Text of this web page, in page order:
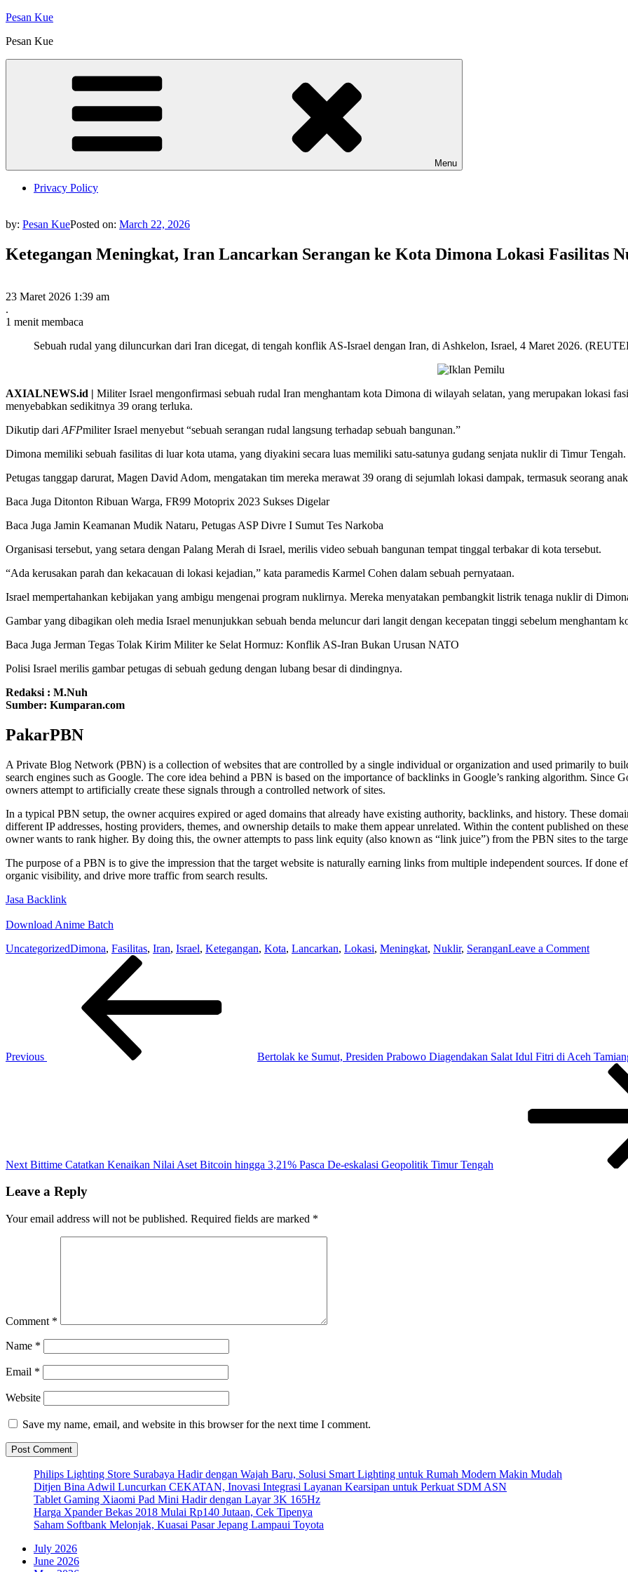
Skip
content
Pesan Kue
Pesan Kue
Menu
Privacy Policy
by: Pesan KuePosted on: March 22, 2026
Ketegangan Meningkat, Iran Lancarkan Serangan ke Kota Dimona Lokasi Fasilitas
23 Maret 2026 1:39 am
.
1 menit membaca
Sebuah rudal yang diluncurkan dari Iran dicegat, di tengah konflik AS-Israel dengan Iran, di Ashkelon, Israel, 4 Maret 2026.
AXIALNEWS.id | Militer Israel mengonfirmasi sebuah rudal Iran menghantam kota Dimona di wilayah selatan, yang merupakan lokasi
menyebabkan sedikitnya 39 orang terluka.
Dikutip dari AFPmiliter Israel menyebut “sebuah serangan rudal langsung terhadap sebuah bangunan.”
Dimona memiliki sebuah fasilitas di luar kota utama, yang diyakini secara luas memiliki satu-satunya gudang senjata nuklir di Timur Tengah.
Petugas tanggap darurat, Magen David Adom, mengatakan tim mereka merawat 39 orang di sejumlah lokasi dampak, termasuk seorang
Baca Juga Ditonton Ribuan Warga, FR99 Motoprix 2023 Sukses Digelar
Baca Juga Jamin Keamanan Mudik Nataru, Petugas ASP Divre I Sumut Tes Narkoba
Organisasi tersebut, yang setara dengan Palang Merah di Israel, merilis video sebuah bangunan tempat tinggal terbakar di kota tersebut.
“Ada kerusakan parah dan kekacauan di lokasi kejadian,” kata paramedis Karmel Cohen dalam sebuah pernyataan.
Israel mempertahankan kebijakan yang ambigu mengenai program nuklirnya. Mereka menyatakan pembangkit listrik tenaga nuklir di
Gambar yang dibagikan oleh media Israel menunjukkan sebuah benda meluncur dari langit dengan kecepatan tinggi sebelum menghantam
Baca Juga Jerman Tegas Tolak Kirim Militer ke Selat Hormuz: Konflik AS-Iran Bukan Urusan NATO
Polisi Israel merilis gambar petugas di sebuah gedung dengan lubang besar di dindingnya.
Redaksi : M.Nuh
Sumber: Kumparan.com
PakarPBN
A Private Blog Network (PBN) is a collection of websites that are controlled by a single individual or organization and used primarily to
search engines such as Google. The core idea behind a PBN is based on the importance of backlinks in Google’s ranking algorithm. Since
owners attempt to artificially create these signals through a controlled network of sites.
In a typical PBN setup, the owner acquires expired or aged domains that already have existing authority, backlinks, and history. These
different IP addresses, hosting providers, themes, and ownership details to make them appear unrelated. Within the content published on
owner wants to rank higher. By doing this, the owner attempts to pass link equity (also known as “link juice”) from the PBN sites to the
The purpose of a PBN is to give the impression that the target website is naturally earning links from multiple independent sources. If done
organic visibility, and drive more traffic from search results.
Jasa Backlink
Download Anime Batch
UncategorizedDimona, Fasilitas, Iran, Israel, Ketegangan, Kota, Lancarkan, Lokasi, Meningkat, Nuklir, SeranganLeave a Commenton
Lokasi
Fasilitas
Nuklir
Previous
‎Bertolak ke Sumut, Presiden Prabowo Diagendakan Salat Idul Fitri di Aceh
Next Bittime Catatkan Kenaikan Nilai Aset Bitcoin hingga 3,21% Pasca De-eskalasi Geopolitik Timur Tengah
Leave a Reply
Your email address will not be published. Required fields are marked *
Comment *
Name *
Email *
Website
Save my name, email, and website in this browser for the next time I comment.
Philips Lighting Store Surabaya Hadir dengan Wajah Baru, Solusi Smart Lighting untuk Rumah Modern Makin Mudah
Ditjen Bina Adwil Luncurkan CEKATAN, Inovasi Integrasi Layanan Kearsipan untuk Perkuat SDM ASN
Tablet Gaming Xiaomi Pad Mini Hadir dengan Layar 3K 165Hz
Harga Xpander Bekas 2018 Mulai Rp140 Jutaan, Cek Tipenya
Saham Softbank Melonjak, Kuasai Pasar Jepang Lampaui Toyota
July 2026
June 2026